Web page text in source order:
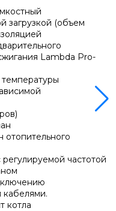
Vaillant
Vaillant
загрузкой (объем
Lambda Pro-
отопительного
частотой
кабелями.
котла